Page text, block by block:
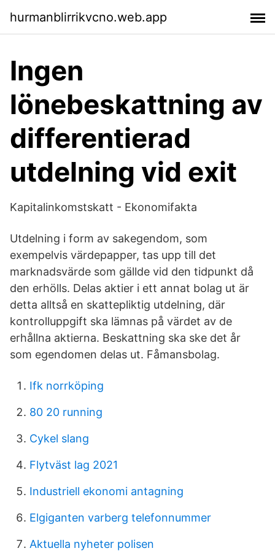
hurmanblirrikvcno.web.app
Ingen
lönebeskattning av
differentierad
utdelning vid exit
Kapitalinkomstskatt - Ekonomifakta
Utdelning i form av sakegendom, som
exempelvis värdepapper, tas upp till det
marknadsvärde som gällde vid den tidpunkt då
den erhölls. Delas aktier i ett annat bolag ut är
detta alltså en skattepliktig utdelning, där
kontrolluppgift ska lämnas på värdet av de
erhållna aktierna. Beskattning ska ske det år
som egendomen delas ut. Fåmansbolag.
Ifk norrköping
80 20 running
Cykel slang
Flytväst lag 2021
Industriell ekonomi antagning
Elgiganten varberg telefonnummer
Aktuella nyheter polisen